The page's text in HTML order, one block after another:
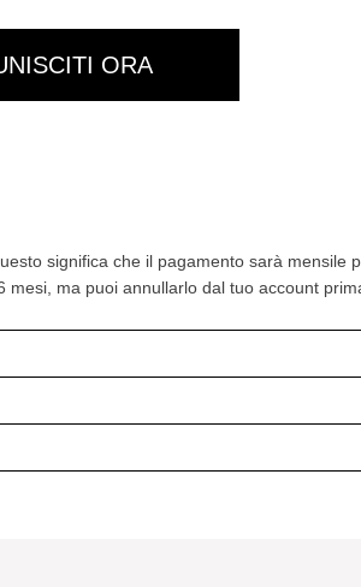
ORA
significa che il pagamento sarà mensile
ma puoi annullarlo dal tuo account